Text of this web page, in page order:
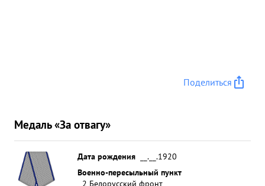
Поделиться
Медаль «За отвагу»
Дата рождения
__.__.1920
Военно-пересыльный пункт
2 Белорусский фронт